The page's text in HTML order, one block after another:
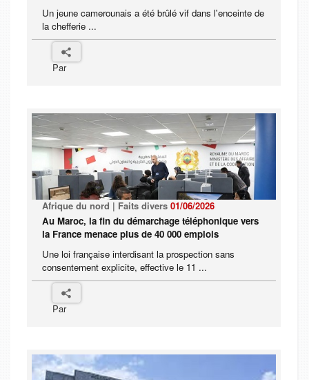
Un jeune camerounais a été brûlé vif dans l'enceinte de
la chefferie ...
Par
Afrique du nord | Faits divers 01/06/2026
Au Maroc, la fin du démarchage téléphonique vers
la France menace plus de 40 000 emplois
Une loi française interdisant la prospection sans
consentement explicite, effective le 11 ...
Par